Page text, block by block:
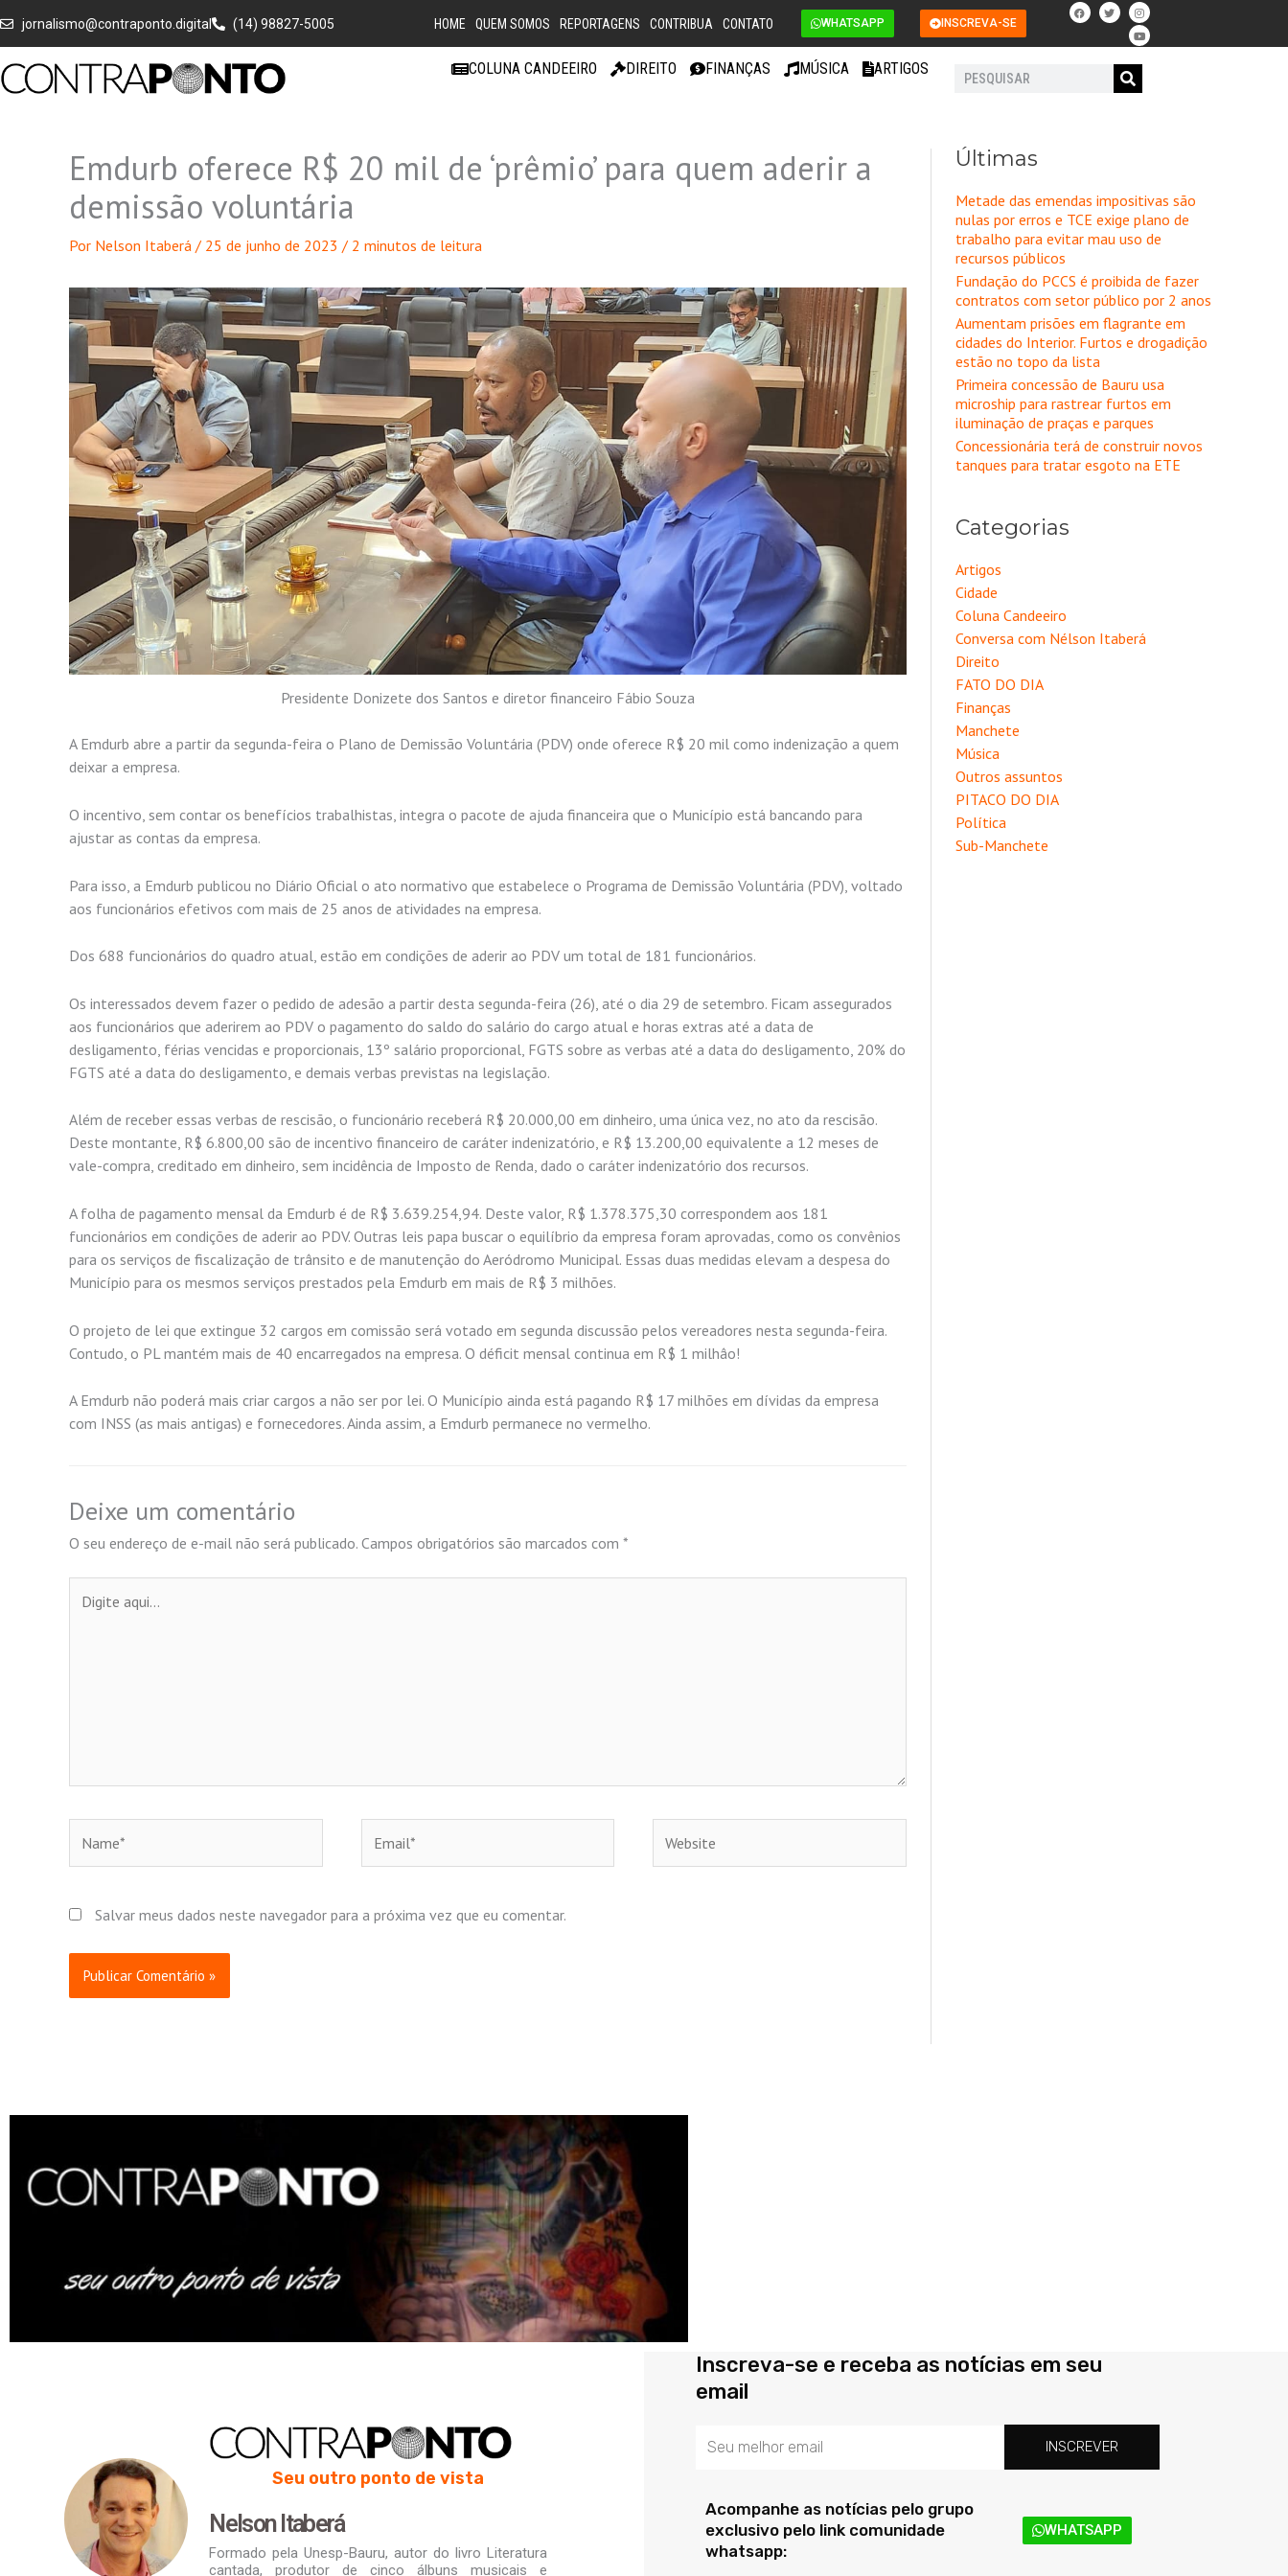
para
conteúdo
jornalismo@contraponto.digital (14) 98827-5005 HOME QUEM SOMOS REPORTAGENS CONTRIBUA CONTATO WHATSAPP INSCREVA-SE
F
a
c
b
T
w
i
t
I
n
s
t
a
r
Y
o
u
t
u
e
COLUNA CANDEEIRO DIREITO FINANÇAS MÚSICA ARTIGOS Pesquisar
Emdurb oferece R$ 20 mil de ‘prêmio’ para quem aderir a
demissão voluntária
Por Nelson Itaberá / 25 de junho de 2023 / 2 minutos de leitura
Presidente Donizete dos Santos e diretor financeiro Fábio Souza
A Emdurb abre a partir da segunda-feira o Plano de Demissão Voluntária (PDV) onde oferece R$ 20 mil como indenização a quem
deixar a empresa.
O incentivo, sem contar os benefícios trabalhistas, integra o pacote de ajuda financeira que o Município está bancando para
ajustar as contas da empresa.
Para isso, a Emdurb publicou no Diário Oficial o ato normativo que estabelece o Programa de Demissão Voluntária (PDV), voltado
aos funcionários efetivos com mais de 25 anos de atividades na empresa.
Dos 688 funcionários do quadro atual, estão em condições de aderir ao PDV um total de 181 funcionários.
Os interessados devem fazer o pedido de adesão a partir desta segunda-feira (26), até o dia 29 de setembro. Ficam assegurados
aos funcionários que aderirem ao PDV o pagamento do saldo do salário do cargo atual e horas extras até a data de
desligamento, férias vencidas e proporcionais, 13º salário proporcional, FGTS sobre as verbas até a data do desligamento, 20% do
FGTS até a data do desligamento, e demais verbas previstas na legislação.
Além de receber essas verbas de rescisão, o funcionário receberá R$ 20.000,00 em dinheiro, uma única vez, no ato da rescisão.
Deste montante, R$ 6.800,00 são de incentivo financeiro de caráter indenizatório, e R$ 13.200,00 equivalente a 12 meses de
vale-compra, creditado em dinheiro, sem incidência de Imposto de Renda, dado o caráter indenizatório dos recursos.
A folha de pagamento mensal da Emdurb é de R$ 3.639.254,94. Deste valor, R$ 1.378.375,30 correspondem aos 181
funcionários em condições de aderir ao PDV. Outras leis papa buscar o equilíbrio da empresa foram aprovadas, como os convênios
para os serviços de fiscalização de trânsito e de manutenção do Aeródromo Municipal. Essas duas medidas elevam a despesa do
Município para os mesmos serviços prestados pela Emdurb em mais de R$ 3 milhões.
O projeto de lei que extingue 32 cargos em comissão será votado em segunda discussão pelos vereadores nesta segunda-feira.
Contudo, o PL mantém mais de 40 encarregados na empresa. O déficit mensal continua em R$ 1 milhâo!
A Emdurb não poderá mais criar cargos a não ser por lei. O Município ainda está pagando R$ 17 milhões em dívidas da empresa
com INSS (as mais antigas) e fornecedores. Ainda assim, a Emdurb permanece no vermelho.
Deixe um comentário
O seu endereço de e-mail não será publicado. Campos obrigatórios são marcados com *
aqui...
Salvar meus dados neste navegador para a próxima vez que eu comentar.
Últimas
Metade das emendas impositivas são
nulas por erros e TCE exige plano de
trabalho para evitar mau uso de
recursos públicos
Fundação do PCCS é proibida de fazer
contratos com setor público por 2 anos
Aumentam prisões em flagrante em
cidades do Interior. Furtos e drogadição
estão no topo da lista
Primeira concessão de Bauru usa
microship para rastrear furtos em
iluminação de praças e parques
Concessionária terá de construir novos
tanques para tratar esgoto na ETE
Categorias
Artigos
Cidade
Coluna Candeeiro
Conversa com Nélson Itaberá
Direito
FATO DO DIA
Finanças
Manchete
Música
Outros assuntos
PITACO DO DIA
Política
Sub-Manchete
Seu outro ponto de vista
Nelson Itaberá
Formado pela Unesp-Bauru, autor do livro Literatura
cantada, produtor de cinco álbuns musicais e
Inscreva-se e receba as notícias em seu
email
INSCREVER
Acompanhe as notícias pelo grupo
exclusivo pelo link comunidade
whatsapp:
WHATSAPP